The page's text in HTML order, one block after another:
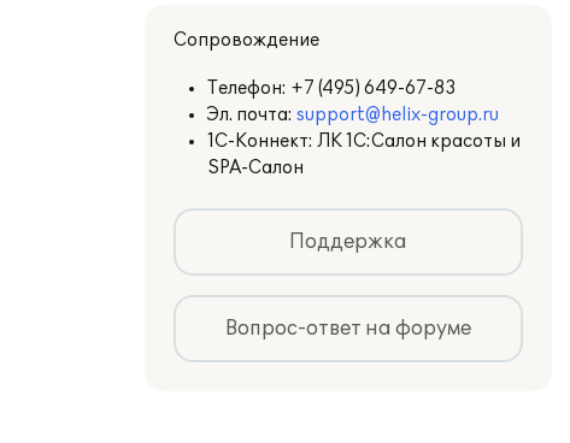
Сопровождение
Телефон: +7 (495) 649-67-83
Эл. почта: support@helix-group.ru
1С-Коннект: ЛК 1С:Салон красоты и
SPA-Салон
Поддержка
Вопрос-ответ на форуме